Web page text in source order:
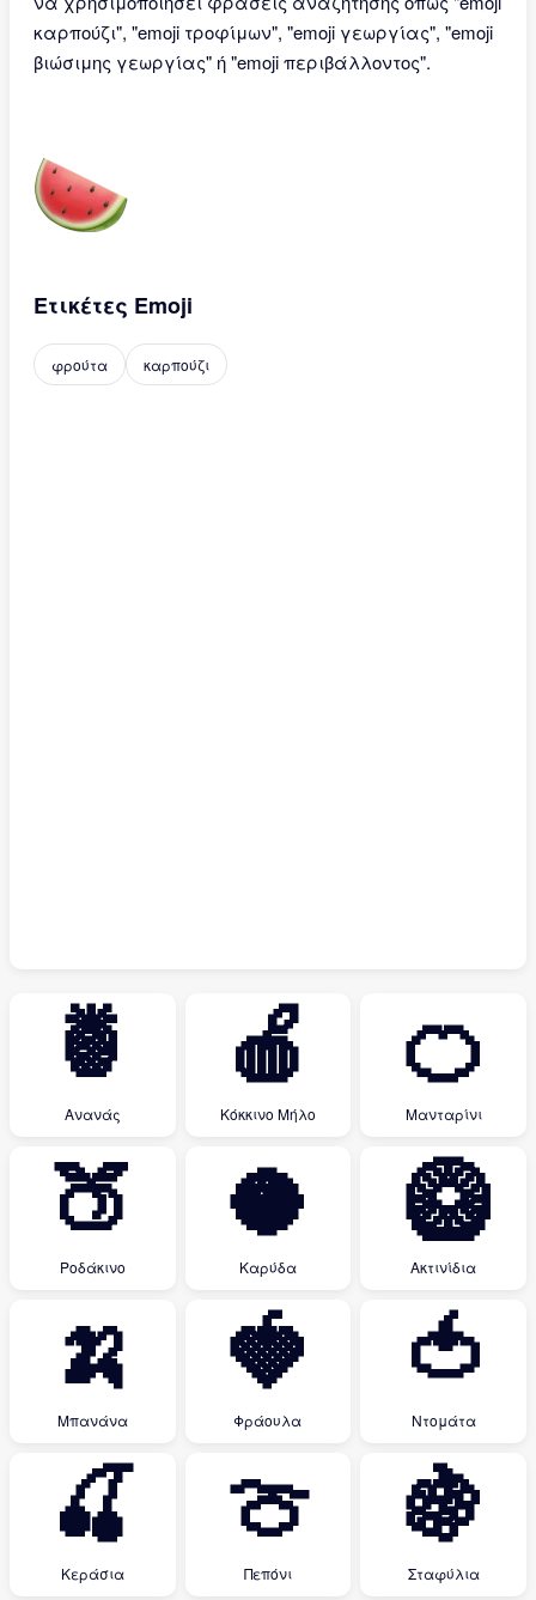
καρπούζι", "emoji τροφίμων", "emoji γεωργίας", "emoji
βιώσιμης γεωργίας" ή "emoji περιβάλλοντος".
Ετικέτες Emoji
φρούτα καρπούζι
🍍
Ανανάς
🍎
Κόκκινο Μήλο
🍊
Μανταρίνι
🍑
Ροδάκινο
🥥
Καρύδα
🥝
Ακτινίδια
🍌
Μπανάνα
🍓
Φράουλα
🍅
Ντομάτα
🍒
Κεράσια
🍈
Πεπόνι
🍇
Σταφύλια